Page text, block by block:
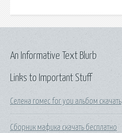
Links to Important Stuff
Селена гомес for you альбом скачать
Сборник мафика скачать бесплатно
An Informative Text Blurb